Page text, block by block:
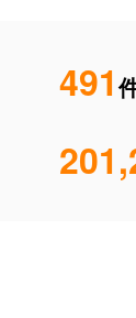
491